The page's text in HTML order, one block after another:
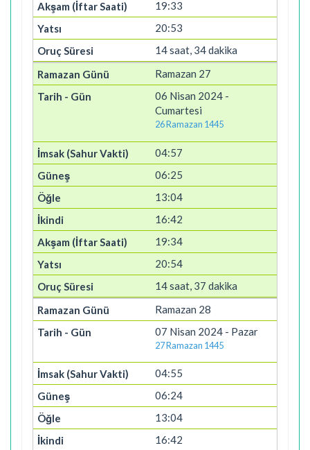
19:33
20:53
14 saat, 34 dakika
Ramazan 27
06 Nisan 2024 -
Cumartesi
26 Ramazan 1445
04:57
06:25
13:04
16:42
19:34
20:54
14 saat, 37 dakika
Ramazan 28
07 Nisan 2024 - Pazar
27 Ramazan 1445
04:55
06:24
13:04
16:42